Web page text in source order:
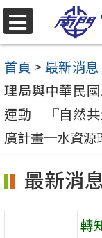
跳
至
主
要
內
容
選
單
首頁 > 最新消息
理局與中華民
運動─『自然共
廣計畫─水資源
最新消
轉